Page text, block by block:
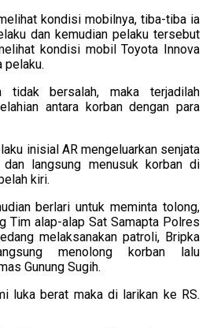
kondisi mobilnya, tiba-tiba ia
dan kemudian pelaku tersebut
kondisi mobil Toyota Innova
pelaku.
tidak bersalah, maka terjadilah
antara korban dengan para
inisial AR mengeluarkan senjata
langsung menusuk korban di
kiri.
berlari untuk meminta tolong,
Tim alap-alap Sat Samapta Polres
melaksanakan patroli, Bripka
menolong korban lalu
Gunung Sugih.
luka berat maka di larikan ke RS.